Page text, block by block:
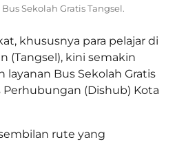
Sekolah Gratis Tangsel.
khususnya para pelajar di
(Tangsel), kini semakin
Bus Sekolah Gratis
(Dishub) Kota
rute yang